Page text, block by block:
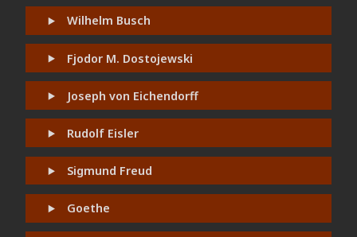
Wilhelm Busch
Fjodor M. Dostojewski
Joseph von Eichendorff
Rudolf Eisler
Sigmund Freud
Goethe